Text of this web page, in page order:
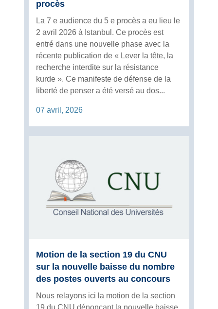
procès
La 7 e audience du 5 e procès a eu lieu le
2 avril 2026 à Istanbul. Ce procès est
entré dans une nouvelle phase avec la
récente publication de « Lever la tête, la
recherche interdite sur la résistance
kurde ». Ce manifeste de défense de la
liberté de penser a été versé au dos...
07 avril, 2026
Motion de la section 19 du CNU
sur la nouvelle baisse du nombre
des postes ouverts au concours
Nous relayons ici la motion de la section
19 du CNU dénonçant la nouvelle baisse